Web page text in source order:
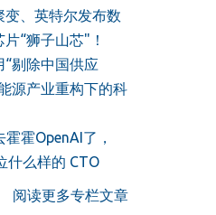
变、英特尔发布数
“狮子山芯"！
剔除中国供应
源产业重构下的科
霍OpenAI了，
什么样的 CTO
阅读更多专栏文章